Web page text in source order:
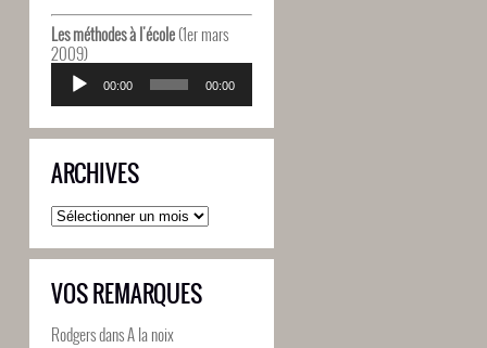
Les méthodes à l'école(1er mars
2009)
Lecteur
audio
00:00 00:00
ARCHIVES
Archives
VOS REMARQUES
RodgersdansA la noix